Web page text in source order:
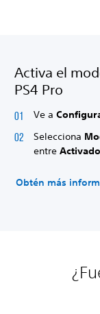
Activa el
PS4 Pro
Ve a
Selecciona
entre Activado
Obtén más